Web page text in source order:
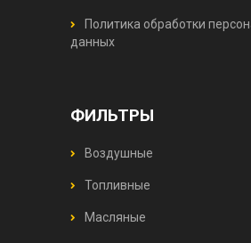
Политика обработки
данных
ФИЛЬТРЫ
Воздушные
Топливные
Масляные